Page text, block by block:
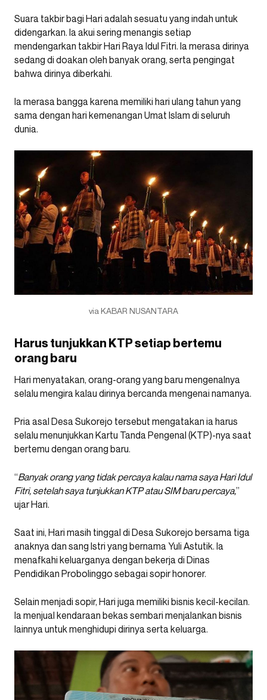
Suara takbir bagi Hari adalah sesuatu yang indah untuk
didengarkan. Ia akui sering menangis setiap
mendengarkan takbir Hari Raya Idul Fitri. Ia merasa dirinya
sedang di doakan oleh banyak orang, serta pengingat
bahwa dirinya diberkahi.
Ia merasa bangga karena memiliki hari ulang tahun yang
sama dengan hari kemenangan Umat Islam di seluruh
dunia.
via KABAR NUSANTARA
Harus tunjukkan KTP setiap bertemu
orang baru
Hari menyatakan, orang-orang yang baru mengenalnya
selalu mengira kalau dirinya bercanda mengenai namanya.
Pria asal Desa Sukorejo tersebut mengatakan ia harus
selalu menunjukkan Kartu Tanda Pengenal (KTP)-nya saat
bertemu dengan orang baru.
“Banyak orang yang tidak percaya kalau nama saya Hari Idul
Fitri, setelah saya tunjukkan KTP atau SIM baru percaya,”
ujar Hari.
Saat ini, Hari masih tinggal di Desa Sukorejo bersama tiga
anaknya dan sang Istri yang bernama Yuli Astutik. Ia
menafkahi keluarganya dengan bekerja di Dinas
Pendidikan Probolinggo sebagai sopir honorer.
Selain menjadi sopir, Hari juga memiliki bisnis kecil-kecilan.
Ia menjual kendaraan bekas sembari menjalankan bisnis
lainnya untuk menghidupi dirinya serta keluarga.